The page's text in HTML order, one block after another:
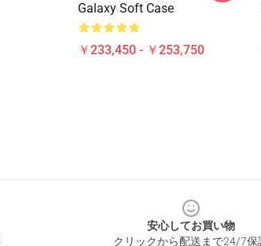
Galaxy Soft Case
￥233,450 - ￥253,750
安心してお買い物
クリックから配送まで24/7保